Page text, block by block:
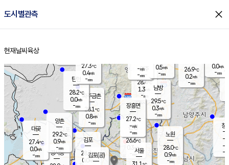
도시별관측 close
홈
현재날씨 육상
양주
28.4℃
1.3
-mm
경서동
파주금촌
28.1℃
0.8m/s
-mm
26.9℃
0.2m/s
-mm
대곶
27.4℃
0.0m/s
-mm
창
-
-m/
-
탄현
28.2℃
0.0m/s
-mm
0.0m/s
-mm
김포
28.7℃
0.0 m/s
양촌
29.2℃
0.9m/s
-mm
은평
26.6℃
0.3 m/s
- mm
노원
28.0℃
0.9m/s
-mm
남방
29.5℃
0.3m/s
-mm
장흥면
27.2℃
-m/s
-mm
-m/s
-mm
김포(공)
서울
27.3℃
0.4m/s
-mm
0.5m/s
-mm